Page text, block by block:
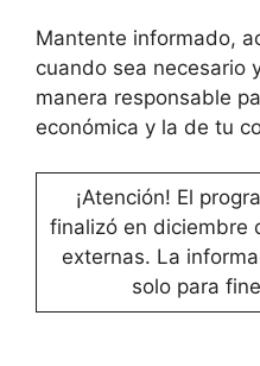
Mantente informado,
cuando sea necesario
manera responsable
económica y la de tu
¡Atención! El
finalizó en diciembre
externas. La
solo para